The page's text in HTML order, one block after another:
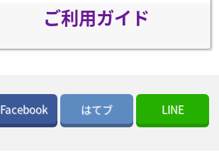
ご利用ガイド
Facebook はてブ LINE